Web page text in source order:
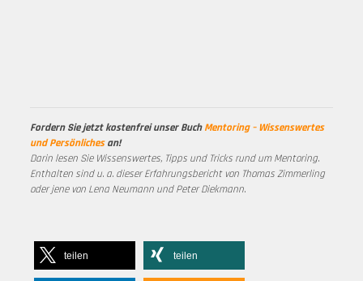
Fordern Sie jetzt kostenfrei unser BuchMentoring – Wissenswertes
und Persönlichesan!
Darin lesen Sie Wissenswertes, Tipps und Tricks rund um Mentoring.
Enthalten sind u. a. dieser Erfahrungsbericht von Thomas Zimmerling
oder jene von Lena Neumann und Peter Diekmann.
teilen teilen